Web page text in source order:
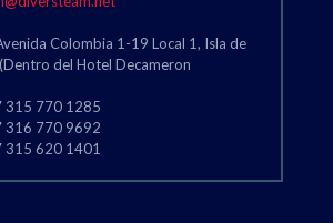
Colombia 1-19 Local 1, Isla de
del Hotel Decameron
315 770 1285
316 770 9692
315 620 1401